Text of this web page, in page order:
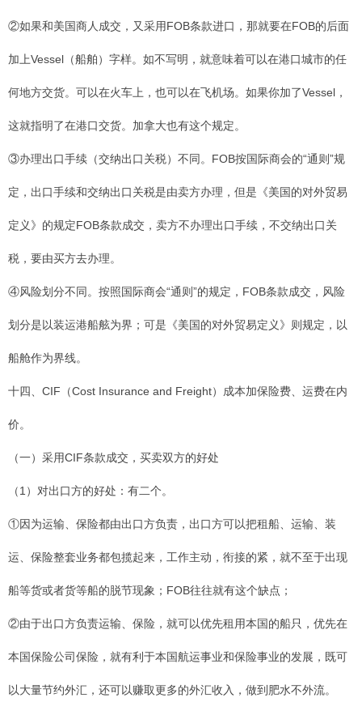
②如果和美国商人成交，又采用FOB条款进口，那就要在FOB的后面
加上Vessel（船舶）字样。如不写明，就意味着可以在港口城市的任
何地方交货。可以在火车上，也可以在飞机场。如果你加了Vessel，
这就指明了在港口交货。加拿大也有这个规定。
③办理出口手续（交纳出口关税）不同。FOB按国际商会的“通则”规
定，出口手续和交纳出口关税是由卖方办理，但是《美国的对外贸易
定义》的规定FOB条款成交，卖方不办理出口手续，不交纳出口关
税，要由买方去办理。
④风险划分不同。按照国际商会“通则”的规定，FOB条款成交，风险
划分是以装运港船舷为界；可是《美国的对外贸易定义》则规定，以
船舱作为界线。
十四、CIF（Cost Insurance and Freight）成本加保险费、运费在内
价。
（一）采用CIF条款成交，买卖双方的好处
（1）对出口方的好处：有二个。
①因为运输、保险都由出口方负责，出口方可以把租船、运输、装
运、保险整套业务都包揽起来，工作主动，衔接的紧，就不至于出现
船等货或者货等船的脱节现象；FOB往往就有这个缺点；
②由于出口方负责运输、保险，就可以优先租用本国的船只，优先在
本国保险公司保险，就有利于本国航运事业和保险事业的发展，既可
以大量节约外汇，还可以赚取更多的外汇收入，做到肥水不外流。